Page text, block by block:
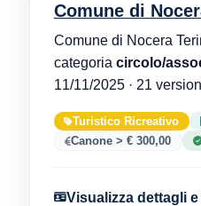
Comune di
categoria circolo/
11/11/2025 ·
Turistico Ricreativo
Canone > € 300,00
Visualizza dettagli